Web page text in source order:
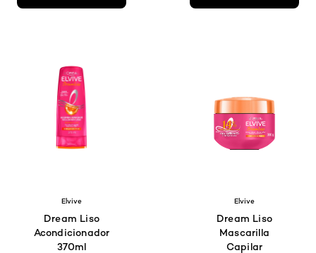
Elvive
Dream Liso
Acondicionador
370ml
Elvive
Dream Liso
Mascarilla
Capilar